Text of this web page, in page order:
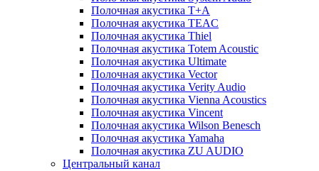
Полочная акустика T+A
Полочная акустика TEAC
Полочная акустика Thiel
Полочная акустика Totem Acoustic
Полочная акустика Ultimate
Полочная акустика Vector
Полочная акустика Verity Audio
Полочная акустика Vienna Acoustics
Полочная акустика Vincent
Полочная акустика Wilson Benesch
Полочная акустика Yamaha
Полочная акустика ZU AUDIO
Центральный канал